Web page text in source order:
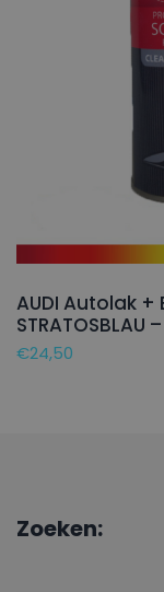
AUDI Autolak +
STRATOSBLAU
€24,50
Zoeken: